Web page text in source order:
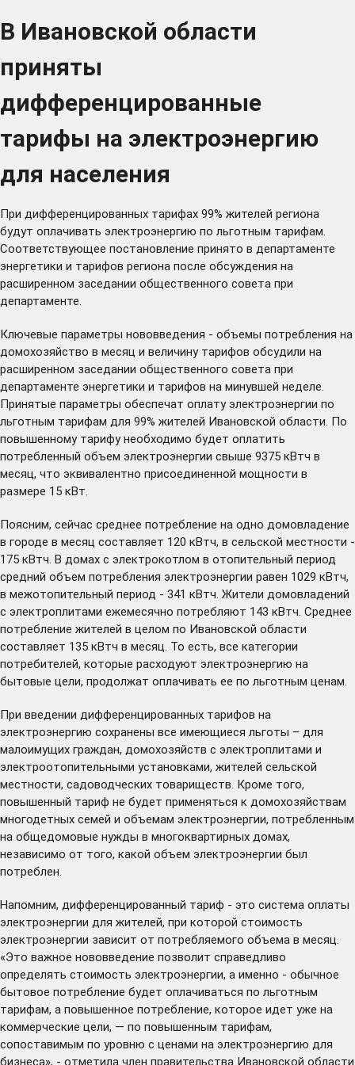
В Ивановской области
приняты
дифференцированные
тарифы на электроэнергию
для населения
При дифференцированных тарифах 99% жителей региона
будут оплачивать электроэнергию по льготным тарифам.
Соответствующее постановление принято в департаменте
энергетики и тарифов региона после обсуждения на
расширенном заседании общественного совета при
департаменте.
Ключевые параметры нововведения - объемы потребления на
домохозяйство в месяц и величину тарифов обсудили на
расширенном заседании общественного совета при
департаменте энергетики и тарифов на минувшей неделе.
Принятые параметры обеспечат оплату электроэнергии по
льготным тарифам для 99% жителей Ивановской области. По
повышенному тарифу необходимо будет оплатить
потребленный объем электроэнергии свыше 9375 кВтч в
месяц, что эквивалентно присоединенной мощности в
размере 15 кВт.
Поясним, сейчас среднее потребление на одно домовладение
в городе в месяц составляет 120 кВтч, в сельской местности -
175 кВтч. В домах с электрокотлом в отопительный период
средний объем потребления электроэнергии равен 1029 кВтч,
в межотопительный период - 341 кВтч. Жители домовладений
с электроплитами ежемесячно потребляют 143 кВтч. Среднее
потребление жителей в целом по Ивановской области
составляет 135 кВтч в месяц. То есть, все категории
потребителей, которые расходуют электроэнергию на
бытовые цели, продолжат оплачивать ее по льготным ценам.
При введении дифференцированных тарифов на
электроэнергию сохранены все имеющиеся льготы – для
малоимущих граждан, домохозяйств с электроплитами и
электроотопительными установками, жителей сельской
местности, садоводческих товариществ. Кроме того,
повышенный тариф не будет применяться к домохозяйствам
многодетных семей и объемам электроэнергии, потребленным
на общедомовые нужды в многоквартирных домах,
независимо от того, какой объем электроэнергии был
потреблен.
Напомним, дифференцированный тариф - это система оплаты
электроэнергии для жителей, при которой стоимость
электроэнергии зависит от потребляемого объема в месяц.
«Это важное нововведение позволит справедливо
определять стоимость электроэнергии, а именно - обычное
бытовое потребление будет оплачиваться по льготным
тарифам, а повышенное потребление, которое идет уже на
коммерческие цели, — по повышенным тарифам,
сопоставимым по уровню с ценами на электроэнергию для
бизнеса», - отметила член правительства Ивановской области